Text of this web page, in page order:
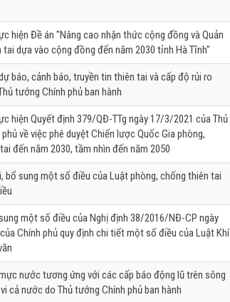
hiện Đề án "Nâng cao nhận thức cộng đồng và Quản
tai dựa vào cộng đồng đến năm 2030 tỉnh Hà Tĩnh"
báo, cảnh báo, truyền tin thiên tai và cấp độ rủi ro
tướng Chính phủ ban hành
hiện Quyết định 379/QĐ-TTg ngày 17/3/2021 của Thủ
về việc phê duyệt Chiến lược Quốc Gia phòng,
đến năm 2030, tầm nhìn đến năm 2050
bổ sung một số điều của Luật phòng, chống thiên tai
một số điều của Nghị định 38/2016/NĐ-CP ngày
Chính phủ quy định chi tiết một số điều của Luật Khí
nước tương ứng với các cấp báo động lũ trên sông
cả nước do Thủ tướng Chính phủ ban hành